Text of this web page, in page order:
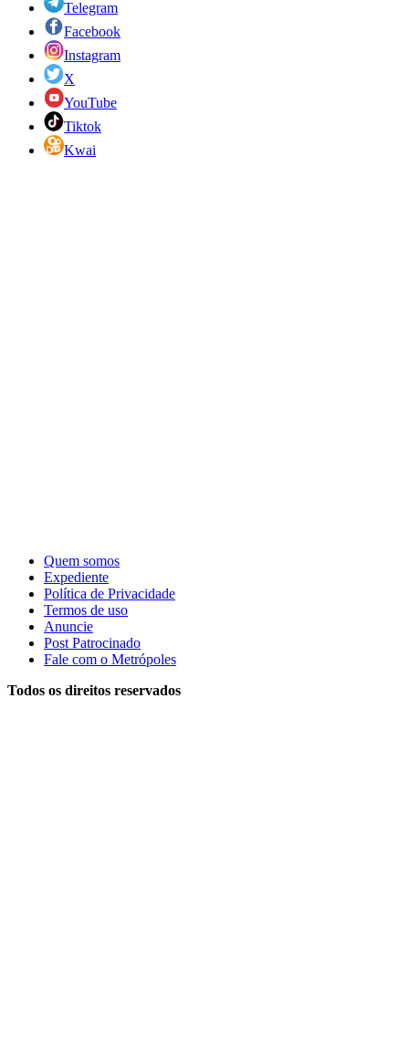
Telegram
Facebook
Instagram
X
YouTube
Tiktok
Kwai
Quem somos
Expediente
Política de Privacidade
Termos de uso
Anuncie
Post Patrocinado
Fale com o Metrópoles
Todos os direitos reservados